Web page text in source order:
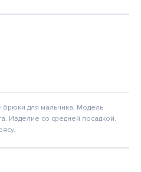
для мальчика. Модель
Изделие со средней посадкой.